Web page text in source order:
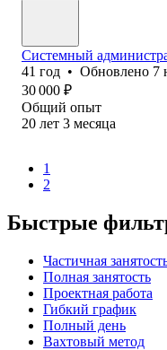
Системный
41 год • Обновлено 7
30 000 ₽
Общий опыт
20 лет 3 месяца
1
2
Быстрые
Частичная
Полная занятость
Проектная работа
Гибкий график
Полный день
Вахтовый метод